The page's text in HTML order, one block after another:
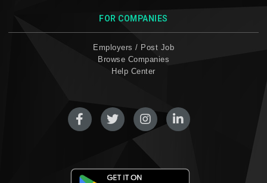
FOR COMPANIES
Employers / Post Job
Browse Companies
Help Center